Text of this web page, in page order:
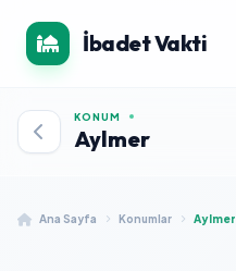
İbadet Vakti
KONUM
Aylmer
Ana Sayfa Konumlar Aylmer